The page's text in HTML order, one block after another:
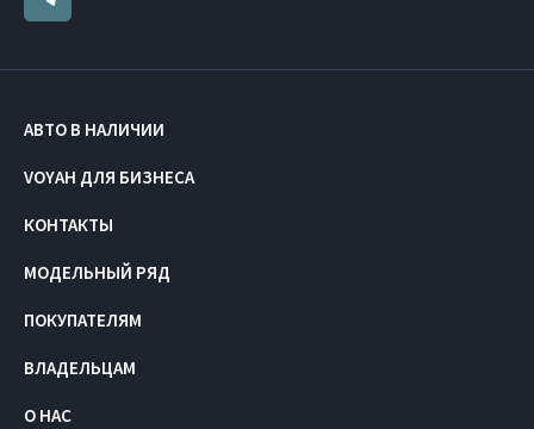
АВТО В НАЛИЧИИ
VOYAH ДЛЯ БИЗНЕСА
КОНТАКТЫ
МОДЕЛЬНЫЙ РЯД
ПОКУПАТЕЛЯМ
ВЛАДЕЛЬЦАМ
О НАС